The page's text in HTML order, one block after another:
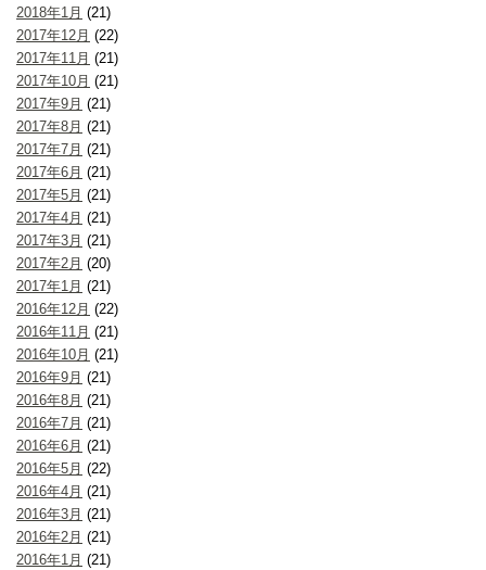
2018年1月 (21)
2017年12月 (22)
2017年11月 (21)
2017年10月 (21)
2017年9月 (21)
2017年8月 (21)
2017年7月 (21)
2017年6月 (21)
2017年5月 (21)
2017年4月 (21)
2017年3月 (21)
2017年2月 (20)
2017年1月 (21)
2016年12月 (22)
2016年11月 (21)
2016年10月 (21)
2016年9月 (21)
2016年8月 (21)
2016年7月 (21)
2016年6月 (21)
2016年5月 (22)
2016年4月 (21)
2016年3月 (21)
2016年2月 (21)
2016年1月 (21)